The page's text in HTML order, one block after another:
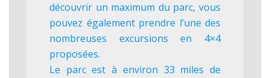
découvrir un maximum du parc, vous
pouvez également prendre l’une des
nombreuses excursions en 4×4
proposées.
Le parc est à environ 33 miles de